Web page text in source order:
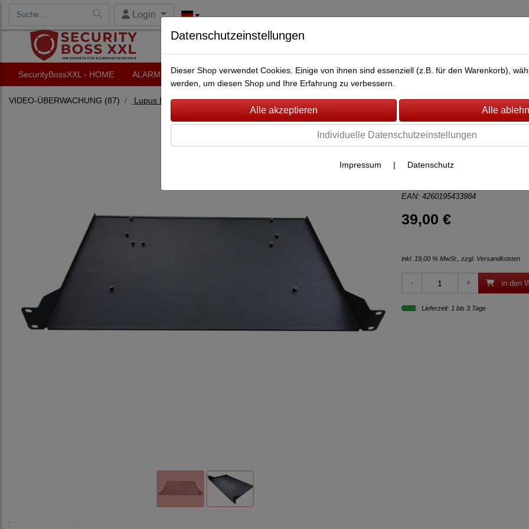
Login
SecurityBossXXL - HOME ALARMANLAGEN VIDEO-ÜBERWACHUNG FAHRZEUG-ÜBERWACHUNG
VIDEO-ÜBERWACHUNG (87) Lupus Electronics(70)
Lupus
EAN: 4260195433984
39,00 €
inkl. 19,00 % MwSt., zzgl. Versandkosten
in den
Lieferzeit: 1 bis 3 Tage
Datenschutzeinstellungen
Dieser Shop verwendet Cookies. Einige von ihnen sind essenziell (z.B. für den Warenkorb),
werden, um diesen Shop und Ihre Erfahrung zu verbessern.
Individuelle Datenschutzeinstellungen
Impressum | Datenschutz